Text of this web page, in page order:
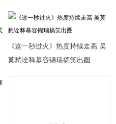
《这一秒过火》热度持续走高 吴
莫愁诠释慕容锦瑞搞笑出圈